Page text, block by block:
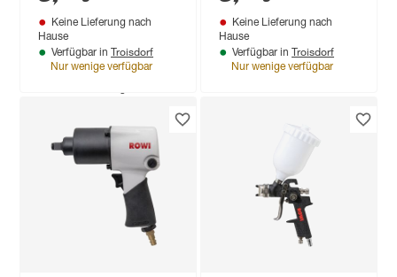
Produktdatenblatt
Troisdorf
Keine Lieferung nach
Hause
Verfügbar in Troisdorf
Nur wenige verfügbar
Keine Lieferung nach
Hause
Verfügbar in Troisdorf
Nur wenige verfügbar